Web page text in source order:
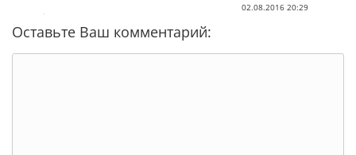
02.08.2016 20:29
Оставьте Ваш комментарий: